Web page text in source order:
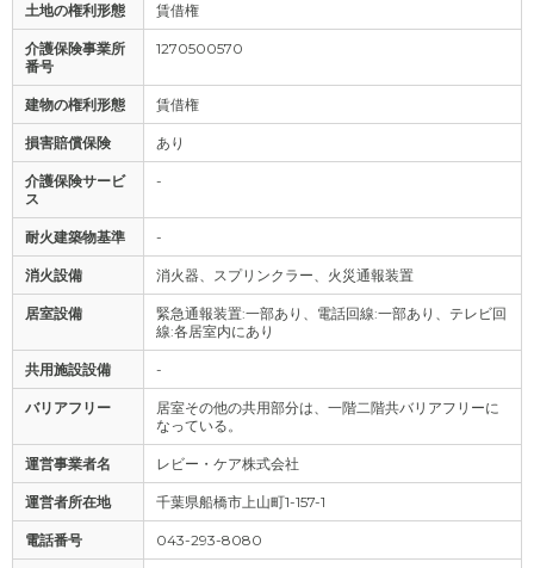
土地の権利形態 賃借権
介護保険事業所
番号
1270500570
建物の権利形態 賃借権
損害賠償保険 あり
介護保険サービ
ス
-
耐火建築物基準 -
消火設備 消火器、スプリンクラー、火災通報装置
居室設備
緊急通報装置:一部あり、電話回線:一部あり、テレビ回
線:各居室内にあり
共用施設設備 -
バリアフリー
居室その他の共用部分は、一階二階共バリアフリーに
なっている。
運営事業者名 レビー・ケア株式会社
運営者所在地 千葉県船橋市上山町1-157-1
電話番号 043-293-8080